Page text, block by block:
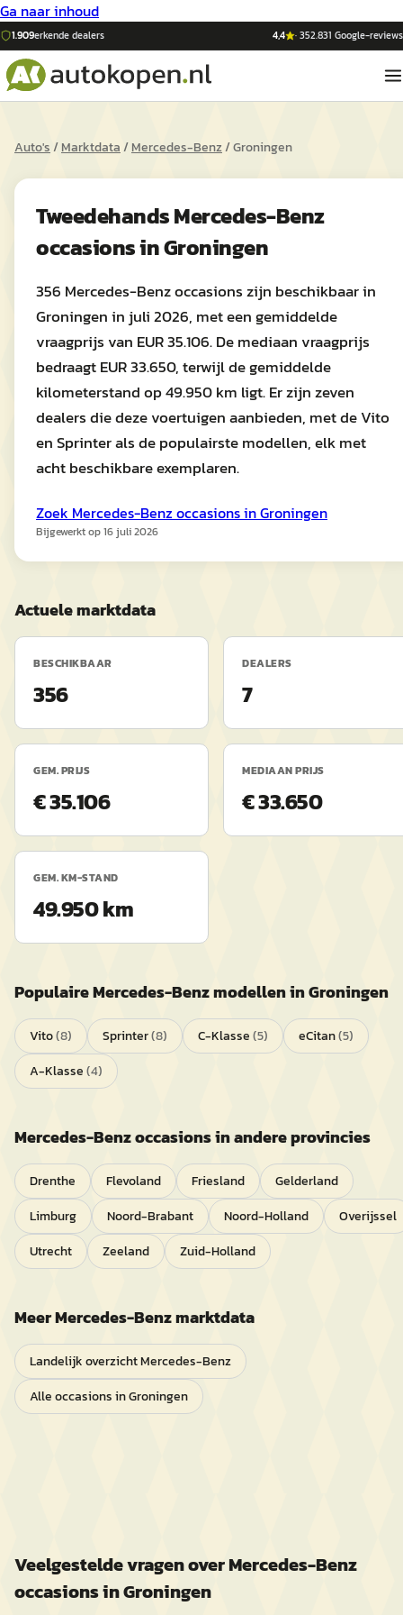
Ga naar inhoud
1.909erkende dealers 4,4 ·352.831 Google-reviews
Auto's/Marktdata/Mercedes-Benz/Groningen
TweedehandsMercedes-Benz
occasions inGroningen
356 Mercedes-Benz occasions zijn beschikbaar in
Groningen in juli 2026, met een gemiddelde
vraagprijs van EUR 35.106. De mediaan vraagprijs
bedraagt EUR 33.650, terwijl de gemiddelde
kilometerstand op 49.950 km ligt. Er zijn zeven
dealers die deze voertuigen aanbieden, met de Vito
en Sprinter als de populairste modellen, elk met
acht beschikbare exemplaren.
Zoek Mercedes-Benzoccasions inGroningen
Bijgewerkt op16 juli 2026
Actuele marktdata
BESCHIKBAAR
356
DEALERS
7
GEM. PRIJS
€ 35.106
MEDIAAN PRIJS
€ 33.650
GEM. KM-STAND
49.950 km
PopulaireMercedes-Benzmodellen inGroningen
Vito(8) Sprinter(8) C-Klasse(5) eCitan(5)
A-Klasse(4)
Mercedes-Benzoccasions in andere provincies
Drenthe Flevoland Friesland
Gelderland
Limburg
Noord-Brabant Noord-Holland
Overijssel
Utrecht
Zeeland Zuid-Holland
MeerMercedes-Benzmarktdata
Landelijk overzichtMercedes-Benz
Alle occasions inGroningen
Veelgestelde vragen overMercedes-Benz
occasions inGroningen